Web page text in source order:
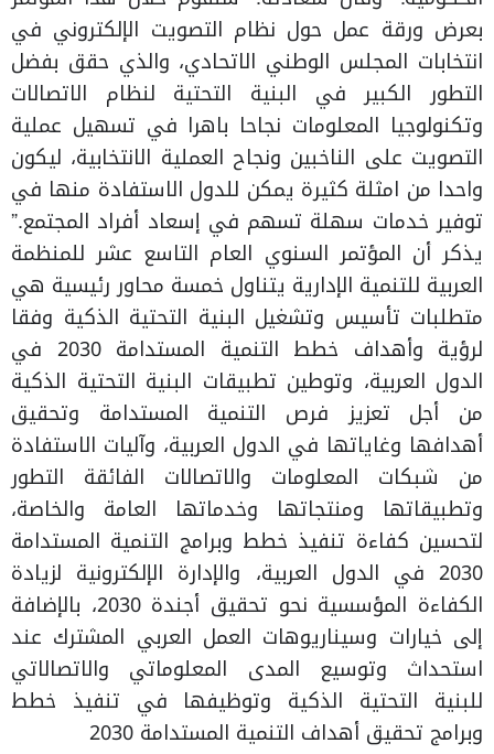
بعرض ورقة عمل حول نظام التصويت الإلكتروني في
انتخابات المجلس الوطني الاتحادي، والذي حقق بفضل
التطور الكبير في البنية التحتية لنظام الاتصالات
وتكنولوجيا المعلومات نجاحا باهرا في تسهيل عملية
التصويت على الناخبين ونجاح العملية الانتخابية، ليكون
واحدا من امثلة كثيرة يمكن للدول الاستفادة منها في
توفير خدمات سهلة تسهم في إسعاد أفراد المجتمع.”
يذكر أن المؤتمر السنوي العام التاسع عشر للمنظمة
العربية للتنمية الإدارية يتناول خمسة محاور رئيسية هي
متطلبات تأسيس وتشغيل البنية التحتية الذكية وفقا
لرؤية وأهداف خطط التنمية المستدامة 2030 في
الدول العربية، وتوطين تطبيقات البنية التحتية الذكية
من أجل تعزيز فرص التنمية المستدامة وتحقيق
أهدافها وغاياتها في الدول العربية، وآليات الاستفادة
من شبكات المعلومات والاتصالات الفائقة التطور
وتطبيقاتها ومنتجاتها وخدماتها العامة والخاصة،
لتحسين كفاءة تنفيذ خطط وبرامج التنمية المستدامة
2030 في الدول العربية، والإدارة الإلكترونية لزيادة
الكفاءة المؤسسية نحو تحقيق أجندة 2030، بالإضافة
إلى خيارات وسيناريوهات العمل العربي المشترك عند
استحداث وتوسيع المدى المعلوماتي والاتصالاتي
للبنية التحتية الذكية وتوظيفها في تنفيذ خطط
وبرامج تحقيق أهداف التنمية المستدامة 2030